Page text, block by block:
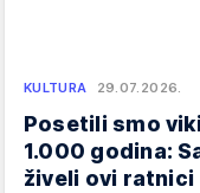
KULTURA 29.07.2026.
Posetili smo
1.000 godina:
živeli ovi ratnici